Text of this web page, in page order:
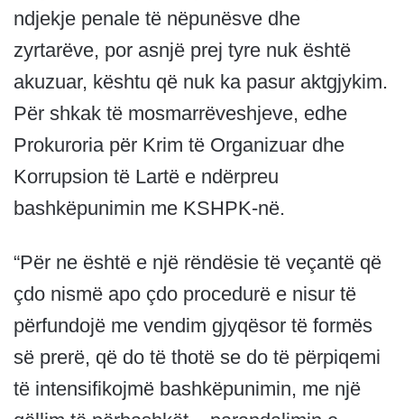
ndjekje penale të nëpunësve dhe
zyrtarëve, por asnjë prej tyre nuk është
akuzuar, kështu që nuk ka pasur aktgjykim.
Për shkak të mosmarrëveshjeve, edhe
Prokuroria për Krim të Organizuar dhe
Korrupsion të Lartë e ndërpreu
bashkëpunimin me KSHPK-në.
“Për ne është e një rëndësie të veçantë që
çdo nismë apo çdo procedurë e nisur të
përfundojë me vendim gjyqësor të formës
së prerë, që do të thotë se do të përpiqemi
të intensifikojmë bashkëpunimin, me një